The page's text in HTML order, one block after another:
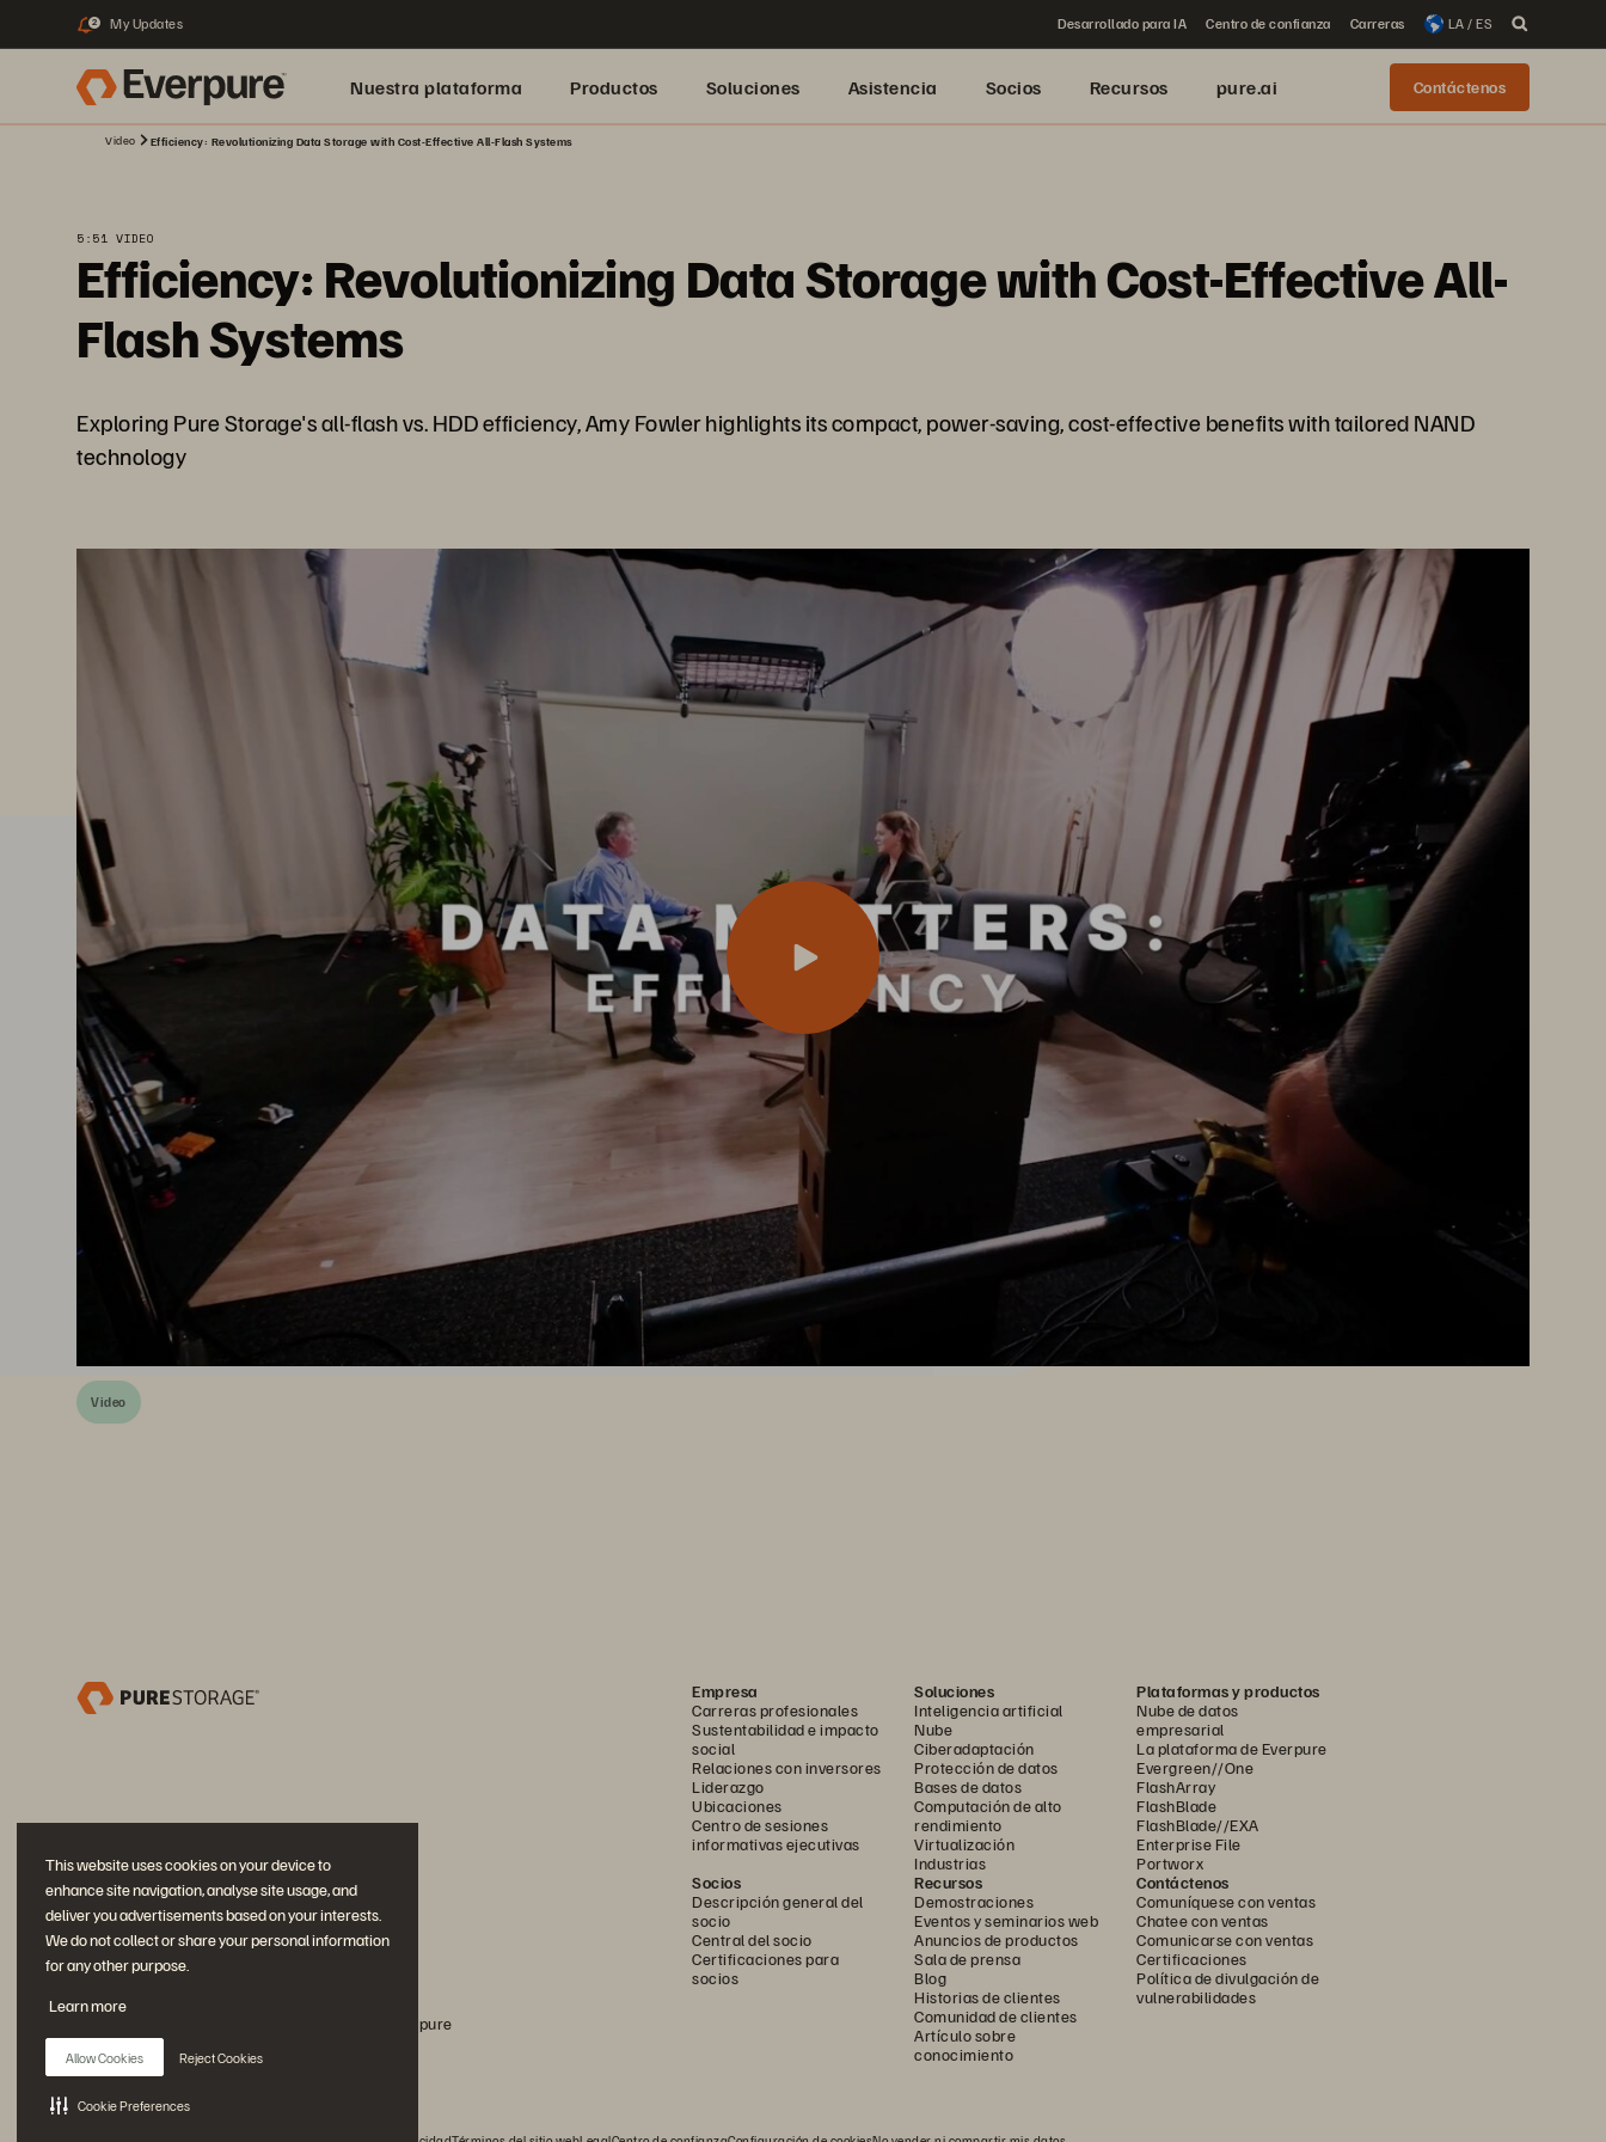
This website uses cookies on your device to
enhance site navigation, analyse site usage, and
deliver you advertisements based on your interests.
We do not collect or share your personal information
for any other purpose.
Learn more
Allow Cookies Reject Cookies
Cookie Preferences
2 My Updates Desarrollado para IA Centro de confianza Carreras LA / ES
Nuestra plataforma Productos Soluciones Asistencia Socios Recursos pure.ai Contáctenos
Video Efficiency: Revolutionizing Data Storage with Cost-Effective All-Flash Systems
5:51 VIDEO
Efficiency: Revolutionizing Data Storage with Cost-Effective All-
Flash Systems
Exploring Pure Storage's all-flash vs. HDD efficiency, Amy Fowler highlights its compact, power-saving, cost-effective benefits with tailored NAND
technology
Video
Empresa
Carreras profesionales
Sustentabilidad e impacto
social
Relaciones con inversores
Liderazgo
Ubicaciones
Centro de sesiones
informativas ejecutivas
Soluciones
Inteligencia artificial
Nube
Ciberadaptación
Protección de datos
Bases de datos
Computación de alto
rendimiento
Virtualización
Industrias
Plataformas y productos
Nube de datos
empresarial
La plataforma de Everpure
Evergreen//One
FlashArray
FlashBlade
FlashBlade//EXA
Enterprise File
Portworx
Socios
Descripción general del
socio
Central del socio
Certificaciones para
socios
Recursos
Demostraciones
Eventos y seminarios web
Anuncios de productos
Sala de prensa
Blog
Historias de clientes
Comunidad de clientes
Artículo sobre
conocimiento
Contáctenos
Comuníquese con ventas
Chatee con ventas
Comunicarse con ventas
Certificaciones
Política de divulgación de
vulnerabilidades
Únase a la conversación
Siga todos los canales sociales oficiales de Everpure